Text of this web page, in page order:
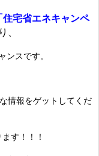
住宅省エネキャンペ
、
ンスです。
情報をゲットしてくだ
す！！！